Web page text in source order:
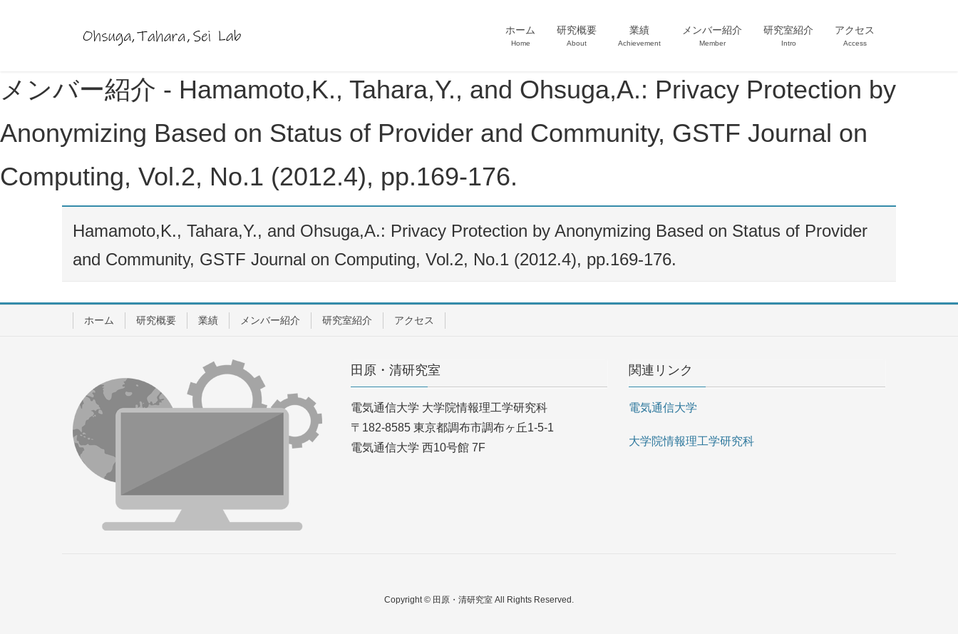
ホーム
Home
研究概要
About
業績
Achievement
メンバー紹介
Member
研究室紹介
Intro
アクセス
Access
メンバー紹介 - Hamamoto,K., Tahara,Y., and Ohsuga,A.: Privacy Protection by
Anonymizing Based on Status of Provider and Community, GSTF Journal on
Computing, Vol.2, No.1 (2012.4), pp.169-176.
Hamamoto,K., Tahara,Y., and Ohsuga,A.: Privacy Protection by Anonymizing Based on Status of Provider
and Community, GSTF Journal on Computing, Vol.2, No.1 (2012.4), pp.169-176.
ホーム 研究概要 業績 メンバー紹介 研究室紹介 アクセス
田原・清研究室
電気通信大学 大学院情報理工学研究科
〒182-8585 東京都調布市調布ヶ丘1-5-1
電気通信大学 西10号館 7F
関連リンク
電気通信大学
大学院情報理工学研究科
Copyright © 田原・清研究室 All Rights Reserved.